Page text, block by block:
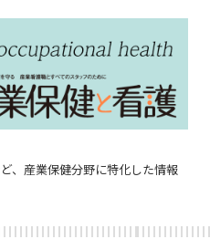
、産業保健分野に特化した情報